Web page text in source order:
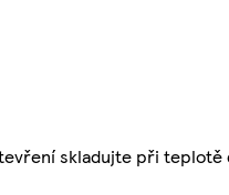
skladujte při teplotě